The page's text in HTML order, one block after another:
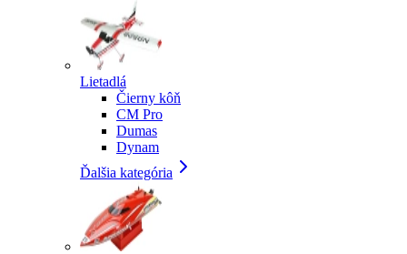
Lietadlá
Čierny kôň
CM Pro
Dumas
Dynam
Ďalšia kategória